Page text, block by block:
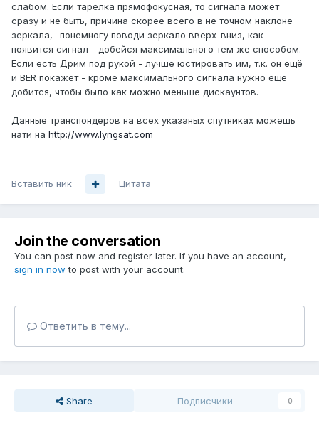
слабом. Если тарелка прямофокусная, то сигнала может
сразу и не быть, причина скорее всего в не точном наклоне
зеркала,- понемногу поводи зеркало вверх-вниз, как
появится сигнал - добейся максимального тем же способом.
Если есть Дрим под рукой - лучше юстировать им, т.к. он ещё
и BER покажет - кроме максимального сигнала нужно ещё
добится, чтобы было как можно меньше дискаунтов.
Данные транспондеров на всех указаных спутниках можешь
нати на http://www.lyngsat.com
Вставить ник Цитата
Join the conversation
You can post now and register later. If you have an account,
sign in now to post with your account.
Ответить в тему...
Share Подписчики 0